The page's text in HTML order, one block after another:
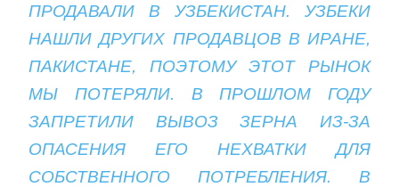
ПРОДАВАЛИ В УЗБЕКИСТАН. УЗБЕКИ
НАШЛИ ДРУГИХ ПРОДАВЦОВ В ИРАНЕ,
ПАКИСТАНЕ, ПОЭТОМУ ЭТОТ РЫНОК
МЫ ПОТЕРЯЛИ. В ПРОШЛОМ ГОДУ
ЗАПРЕТИЛИ ВЫВОЗ ЗЕРНА ИЗ-ЗА
ОПАСЕНИЯ ЕГО НЕХВАТКИ ДЛЯ
СОБСТВЕННОГО ПОТРЕБЛЕНИЯ. В